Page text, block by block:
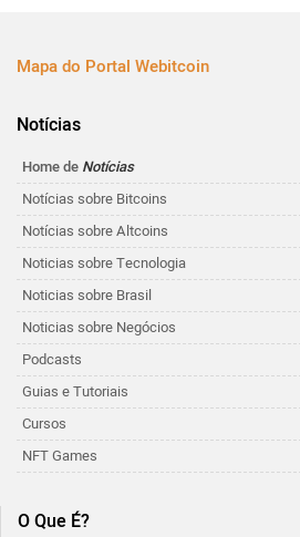
Mapa do Portal Webitcoin
Notícias
Home de Notícias
Notícias sobre Bitcoins
Notícias sobre Altcoins
Noticias sobre Tecnologia
Noticias sobre Brasil
Noticias sobre Negócios
Podcasts
Guias e Tutoriais
Cursos
NFT Games
O Que É?